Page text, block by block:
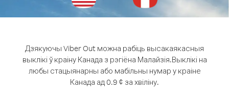
Дзякуючы Viber Out можна рабіць высакаякасныя
выклікі ў краіну Канада з рэгіёна Малайзія.Выклікі на
любы стацыянарны або мабільны нумар у краіне
Канада ад 0.9 ¢ за хвіліну.